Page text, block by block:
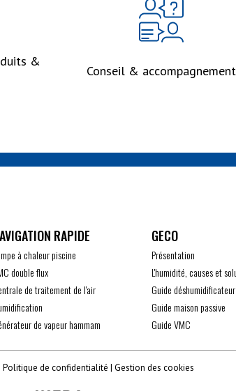
&
Conseil & accompagnement
à chaleur piscine
double flux
de traitement de l'air
de vapeur hammam
GECO
Présentation
L'humidité, causes et
Guide
Guide maison passive
Guide VMC
Politique de confidentialité Gestion des cookies